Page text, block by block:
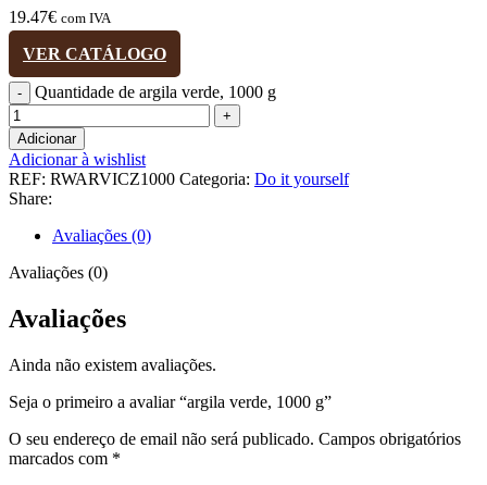
19.47€ com IVA
VER CATÁLOGO
Quantidade de argila verde, 1000 g
Adicionar
Adicionar à wishlist
REF: RWARVICZ1000 Categoria: Do it yourself
Share:
Avaliações (0)
Avaliações (0)
Avaliações
Ainda não existem avaliações.
Seja o primeiro a avaliar “argila verde, 1000 g”
O seu endereço de email não será publicado. Campos obrigatórios
marcados com *